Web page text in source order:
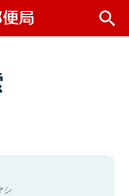
シ